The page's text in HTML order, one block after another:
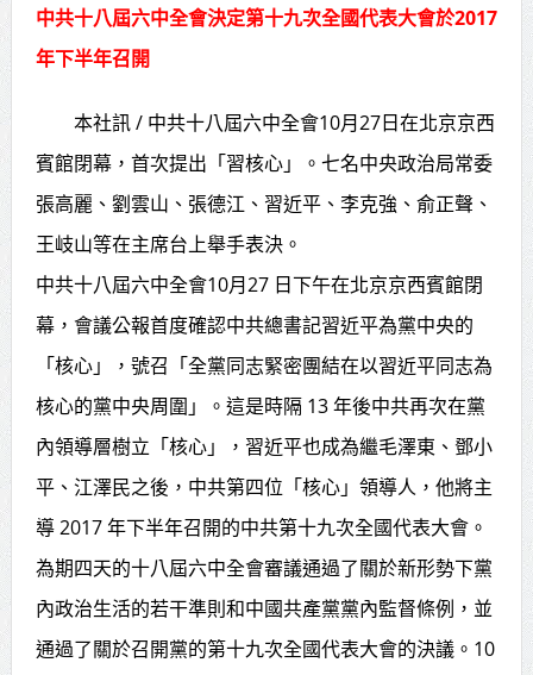
賴總統肯定「金唐獎」得獎者及入
圍者 允諾完善支持體系
中共十八屆六中全會決定第十九次全國代表大會於2017
年下半年召開
本社訊 / 中共十八屆六中全會10月27日在北京京西
賓館閉幕，首次提出「習核心」。七名中央政治局常委
張高麗、劉雲山、張德江、習近平、李克強、俞正聲、
王岐山等在主席台上舉手表決。
中共十八屆六中全會10月27 日下午在北京京西賓館閉
幕，會議公報首度確認中共總書記習近平為黨中央的
「核心」，號召「全黨同志緊密團結在以習近平同志為
核心的黨中央周圍」。這是時隔 13 年後中共再次在黨
內領導層樹立「核心」，習近平也成為繼毛澤東、鄧小
平、江澤民之後，中共第四位「核心」領導人，他將主
導 2017 年下半年召開的中共第十九次全國代表大會。
為期四天的十八屆六中全會審議通過了關於新形勢下黨
內政治生活的若干準則和中國共產黨黨內監督條例，並
通過了關於召開黨的第十九次全國代表大會的決議。10